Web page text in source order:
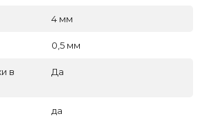
4 мм
0,5 мм
в
Да
да